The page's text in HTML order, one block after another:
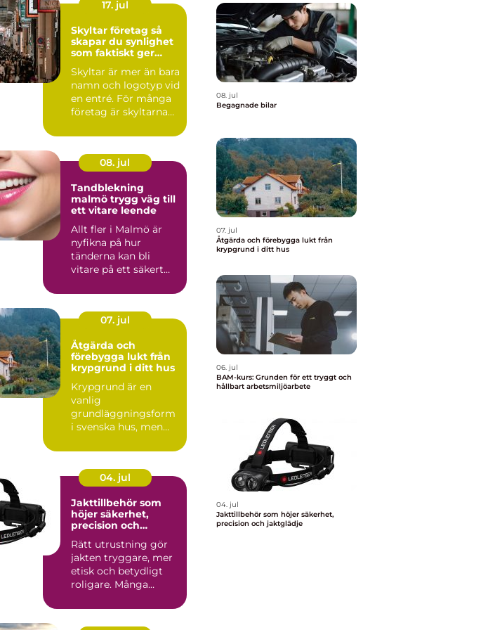
17. jul
Skyltar företag så
skapar du synlighet
som faktiskt ger
Skyltar är mer än bara
namn och logotyp vid
en entré. För många
företag är skyltarna
08. jul
Tandblekning
malmö trygg väg till
ett vitare leende
Allt fler i Malmö är
nyfikna på hur
tänderna kan bli
vitare på ett säkert
r...
07. jul
Åtgärda och
förebygga lukt från
krypgrund i ditt hus
Krypgrund är en
vanlig
grundläggningsform
i svenska hus, men
uts...
04. jul
Jakttillbehör som
höjer säkerhet,
precision och
Rätt utrustning gör
jakten tryggare, mer
etisk och betydligt
roligare. Många
vapen...
08. jul
Begagnade bilar
07. jul
Åtgärda och förebygga lukt från
krypgrund i ditt hus
06. jul
BAM-kurs: Grunden för ett tryggt och
hållbart arbetsmiljöarbete
04. jul
Jakttillbehör som höjer säkerhet,
precision och jaktglädje